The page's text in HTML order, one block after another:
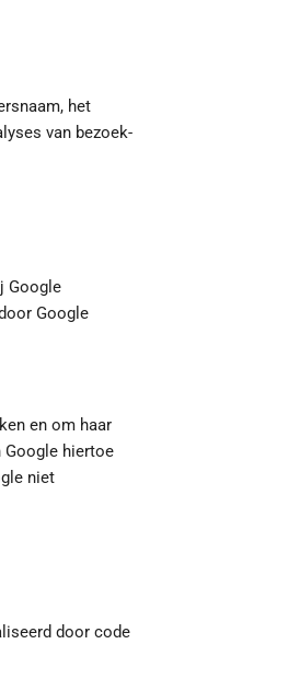
het
van bezoek-
Google
Google
en om haar
Google hiertoe
niet
door code